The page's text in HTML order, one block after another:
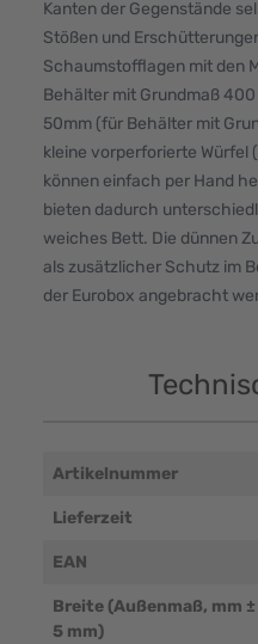
Kanten der Gegenstände
Stößen und
Schaumstofflagen mit den
Behälter mit Grundmaß
50mm (für Behälter mit
kleine vorperforierte Würfel
können einfach per Hand
bieten dadurch
weiches Bett. Die dünnen
als zusätzlicher Schutz im
der Eurobox angebracht
Artikelnummer
Lieferzeit
EAN
Breite (Außenmaß, mm ±
5 mm)